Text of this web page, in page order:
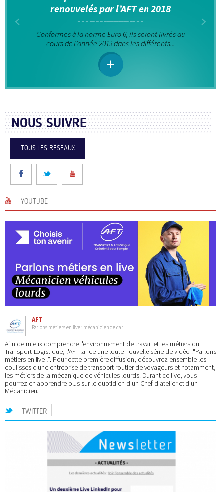
renouvelés par l’AFT en 2018
Conformes à la norme Euro 6, ils seront livrés au
cours de l’année 2019 dans les différents...
NOUS SUIVRE
TOUS LES RÉSEAUX
YOUTUBE
AFT
Parlons métiers en live : mécanicien de car
Afin de mieux comprendre l'environnement de travail et les métiers du
Transport-Logistique, l'AFT lance une toute nouvelle série de vidéo :"Parlons
métiers en live !". Pour cette première diffusion, découvrez ensemble les
coulisses d'une entreprise de transport routier de voyageurs et notamment,
les métiers de la mécanique de véhicules lourds. Durant ce live, vous
pourrez en apprendre plus sur le quotidien d'un Chef d'atelier et d'un
Mécanicien.
TWITTER